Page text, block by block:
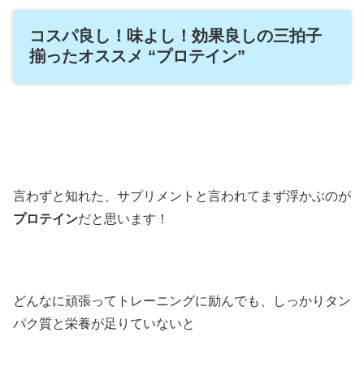
コスパ良し！味よし！効果良しの三拍子
揃ったオススメ “プロテイン”
言わずと知れた、サプリメントと言われてまず浮かぶのが
プロテインだと思います！
どんなに頑張ってトレーニングに励んでも、しっかりタン
パク質と栄養が足りていないと